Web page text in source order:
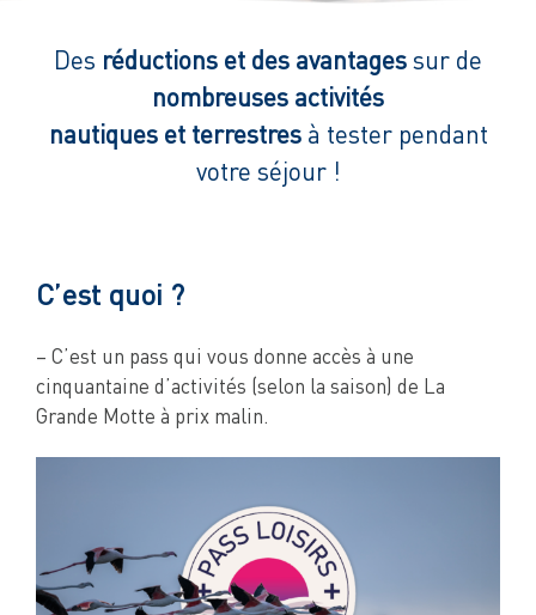
Des réductions et des avantages sur de
nombreuses activités
nautiques et terrestresà tester pendant
votre séjour !
C’est quoi ?
– C’est un pass qui vous donne accès à une
cinquantaine d’activités (selon la saison) de La
Grande Motte à prix malin.